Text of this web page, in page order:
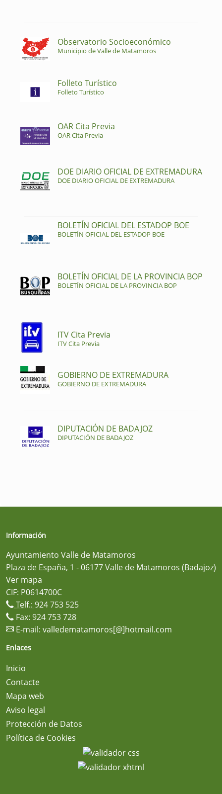
Observatorio Socioeconómico
Municipio de Valle de Matamoros
Folleto Turístico
Folleto Turístico
OAR Cita Previa
OAR Cita Previa
DOE DIARIO OFICIAL DE EXTREMADURA
DOE DIARIO OFICIAL DE EXTREMADURA
BOLETÍN OFICIAL DEL ESTADOP BOE
BOLETÍN OFICIAL DEL ESTADOP BOE
BOLETÍN OFICIAL DE LA PROVINCIA BOP
BOLETÍN OFICIAL DE LA PROVINCIA BOP
ITV Cita Previa
ITV Cita Previa
GOBIERNO DE EXTREMADURA
GOBIERNO DE EXTREMADURA
DIPUTACIÓN DE BADAJOZ
DIPUTACIÓN DE BADAJOZ
Información
Ayuntamiento Valle de Matamoros
Plaza de España, 1 - 06177 Valle de Matamoros (Badajoz)
Ver mapa
CIF: P0614700C
Telf.: 924 753 525
Fax: 924 753 728
E-mail: valledematamoros[@]hotmail.com
Enlaces
Inicio
Contacte
Mapa web
Aviso legal
Protección de Datos
Política de Cookies